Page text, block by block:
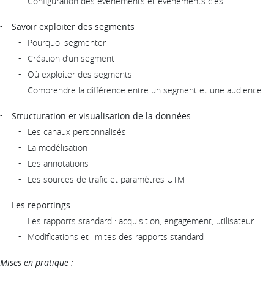
Savoir exploiter des segments
Pourquoi segmenter
Création d’un segment
Où exploiter des segments
Comprendre la différence entre un segment et une audience
Structuration et visualisation de la données
Les canaux personnalisés
La modélisation
Les annotations
Les sources de trafic et paramètres UTM
Les reportings
Les rapports standard : acquisition, engagement, utilisateur
Modifications et limites des rapports standard
Mises en pratique :